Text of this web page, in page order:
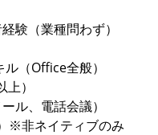
験（業種問わず）
（Office全般）
）
ル、電話会議）
※非ネイティブのみ